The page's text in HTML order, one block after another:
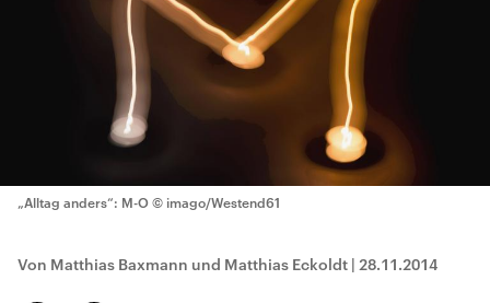
„Alltag anders“: M-O © imago/Westend61
Von Matthias Baxmann und Matthias Eckoldt | 28.11.2014